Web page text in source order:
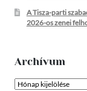
A Tisza-parti
2026-os zenei
Archívum
Archívum